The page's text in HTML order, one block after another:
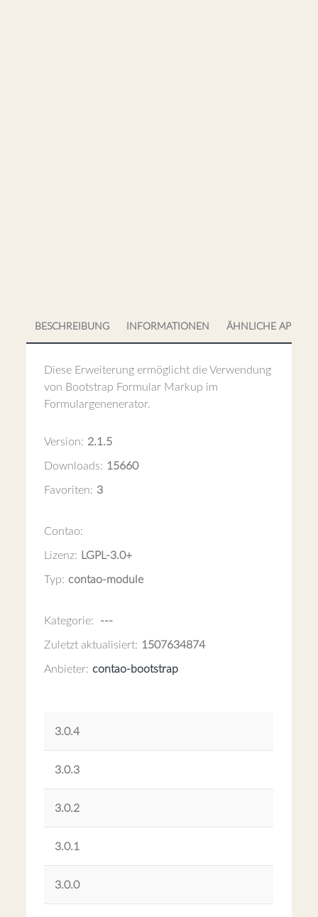
BESCHREIBUNG INFORMATIONEN ÄHNLICHE APPS
Diese Erweiterung ermöglicht die Verwendung
von Bootstrap Formular Markup im
Formulargenenerator.
Version: 2.1.5
Downloads: 15660
Favoriten: 3
Contao:
Lizenz: LGPL-3.0+
Typ: contao-module
Kategorie: ---
Zuletzt aktualisiert: 1507634874
Anbieter: contao-bootstrap
3.0.4
3.0.3
3.0.2
3.0.1
3.0.0